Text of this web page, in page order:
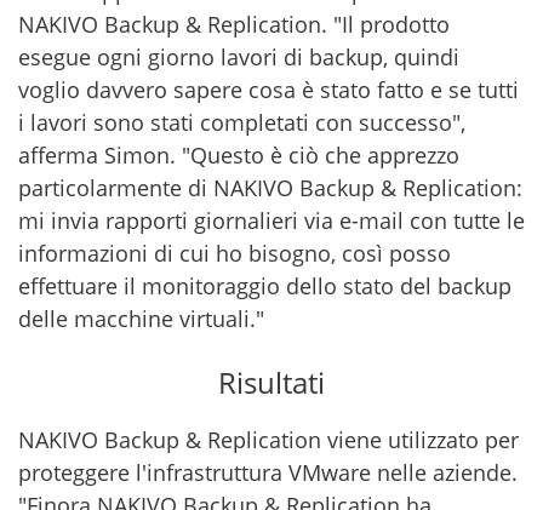
NAKIVO Backup & Replication. "Il prodotto
esegue ogni giorno lavori di backup, quindi
voglio davvero sapere cosa è stato fatto e se tutti
i lavori sono stati completati con successo",
afferma Simon. "Questo è ciò che apprezzo
particolarmente di NAKIVO Backup & Replication:
mi invia rapporti giornalieri via e-mail con tutte le
informazioni di cui ho bisogno, così posso
effettuare il monitoraggio dello stato del backup
delle macchine virtuali."
Risultati
NAKIVO Backup & Replication viene utilizzato per
proteggere l'infrastruttura VMware nelle aziende.